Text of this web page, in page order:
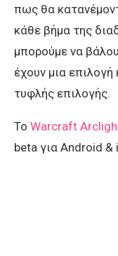
πως θα
κάθε βήμα της
μπορούμε να
έχουν μια
τυφλής επιλογής.
Το Warcraft
beta για Android &